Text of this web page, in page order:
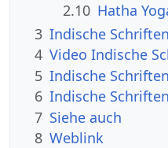
2.10 Hatha
3 Indische
4 Video Indische
5 Indische
6 Indische
7 Siehe auch
8 Weblink